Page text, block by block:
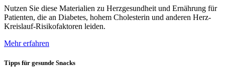
Nutzen Sie diese Materialien zu Herzgesundheit und Ernährung für
Patienten, die an Diabetes, hohem Cholesterin und anderen Herz-
Kreislauf-Risikofaktoren leiden.
Mehr erfahren
Tipps für gesunde Snacks